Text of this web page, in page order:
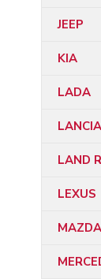
JEEP
KIA
LADA
LANCIA
LAND
LEXUS
MAZDA